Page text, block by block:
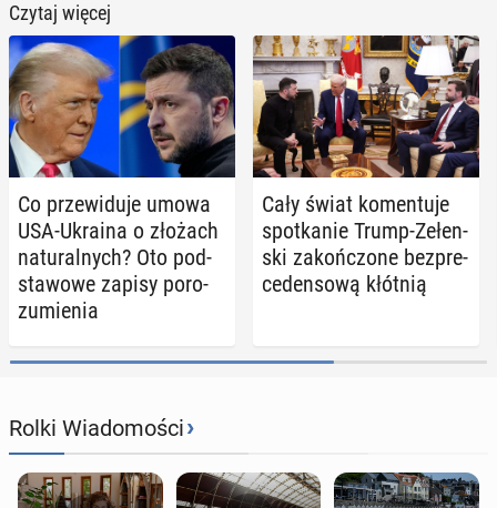
Czytaj więcej
Co prze­wi­du­je umowa
USA-Ukraina o złożach
na­tu­ral­nych? Oto pod­
sta­wo­we zapisy po­ro­
zu­mie­nia
Cały świat ko­men­tu­je
spo­tka­nie Trump-Ze­łen­
ski za­koń­czo­ne bez­pre­
ce­den­so­wą kłótnią
Rolki Wiadomości›